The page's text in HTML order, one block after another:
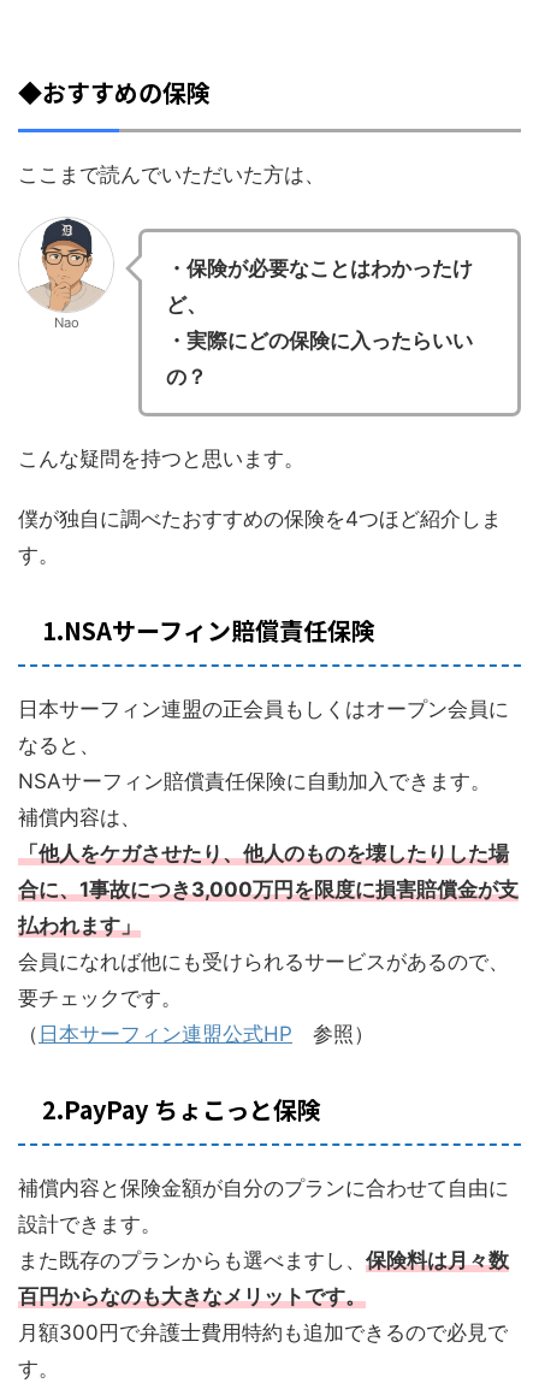
◆おすすめの保険
ここまで読んでいただいた方は、
Nao
・保険が必要なことはわかったけ
ど、
・実際にどの保険に入ったらいい
の？
こんな疑問を持つと思います。
僕が独自に調べたおすすめの保険を4つほど紹介しま
す。
1.NSAサーフィン賠償責任保険
日本サーフィン連盟の正会員もしくはオープン会員に
なると、
NSAサーフィン賠償責任保険に自動加入できます。
補償内容は、
「他人をケガさせたり、他人のものを壊したりした場
合に、1事故につき3,000万円を限度に損害賠償金が支
払われます」
会員になれば他にも受けられるサービスがあるので、
要チェックです。
（ 日本サーフィン連盟公式HP 参照）
2.PayPay ちょこっと保険
補償内容と保険金額が自分のプランに合わせて自由に
設計できます。
また既存のプランからも選べますし、 保険料は月々数
百円からなのも大きなメリットです。
月額300円で弁護士費用特約も追加できるので必見で
す。